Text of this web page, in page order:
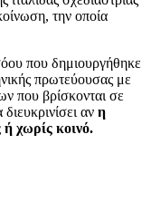
την οποία
που δημιουργήθηκε
πρωτεύουσας με
που βρίσκονται σε
αν η
χωρίς κοινό.